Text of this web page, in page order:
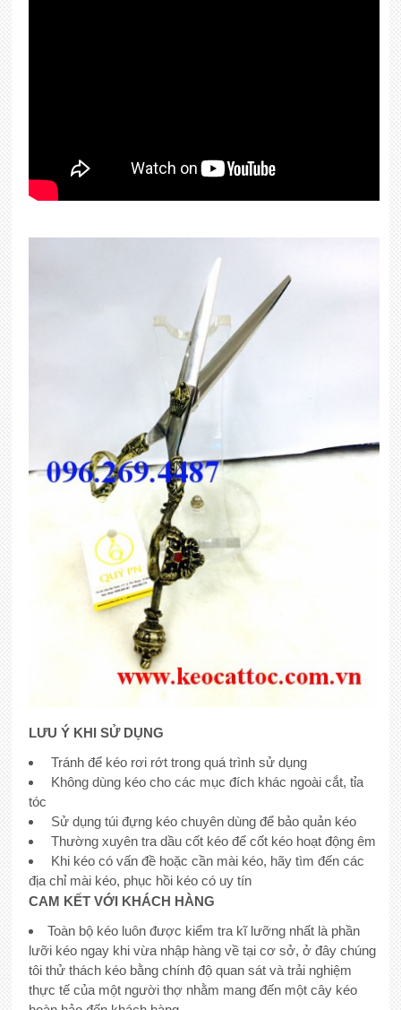
LƯU Ý KHI SỬ DỤNG
Tránh để kéo rơi rớt trong quá trình sử dụng
Không dùng kéo cho các mục đích khác ngoài cắt, tỉa
tóc
Sử dụng túi đựng kéo chuyên dùng để bảo quản kéo
Thường xuyên tra dầu cốt kéo để cốt kéo hoạt động êm
Khi kéo có vấn đề hoặc cần mài kéo, hãy tìm đến các
địa chỉ mài kéo, phục hồi kéo có uy tín
CAM KẾT VỚI KHÁCH HÀNG
Toàn bộ kéo luôn được kiểm tra kĩ lưỡng nhất là phần
lưỡi kéo ngay khi vừa nhập hàng về tại cơ sở, ở đây chúng
tôi thử thách kéo bằng chính độ quan sát và trải nghiệm
thực tế của một người thợ nhằm mang đến một cây kéo